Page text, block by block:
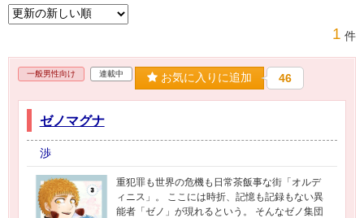
1 件
一般男性向け 連載中 お気に入りに追加 46
ゼノマグナ
渉
重犯罪も世界の危機も日常茶飯事な街「オルデ
ィニス」。 ここには時折、記憶も記録もない異
能者「ゼノ」が現れるという。 そんなゼノ集団